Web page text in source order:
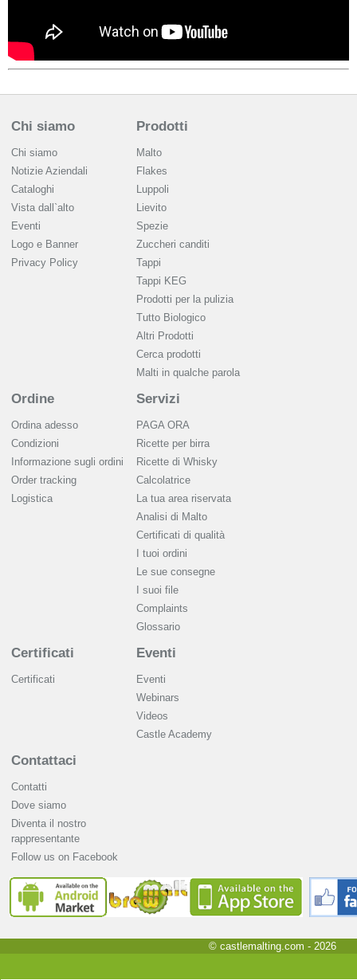
Chi siamo
Chi siamo
Notizie Aziendali
Cataloghi
Vista dall`alto
Eventi
Logo e Banner
Privacy Policy
Prodotti
Malto
Flakes
Luppoli
Lievito
Spezie
Zuccheri canditi
Tappi
Tappi KEG
Prodotti per la pulizia
Tutto Biologico
Altri Prodotti
Cerca prodotti
Malti in qualche parola
Ordine
Ordina adesso
Condizioni
Informazione sugli ordini
Order tracking
Logistica
Servizi
PAGA ORA
Ricette per birra
Ricette di Whisky
Calcolatrice
La tua area riservata
Analisi di Malto
Сertificati di qualità
I tuoi ordini
Le sue consegne
I suoi file
Complaints
Glossario
Certificati
Certificati
Eventi
Eventi
Webinars
Videos
Castle Academy
Contattaci
Contatti
Dove siamo
Diventa il nostro
rappresentante
Follow us on Facebook
© castlemalting.com - 2026